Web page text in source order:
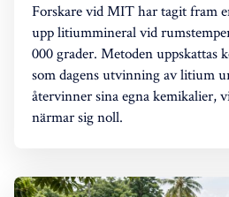
Forskare vid MIT har tagit fram
upp litiummineral vid
000 grader. Metoden uppskattas
som dagens utvinning av litium
återvinner sina egna kemikalier,
närmar sig noll.